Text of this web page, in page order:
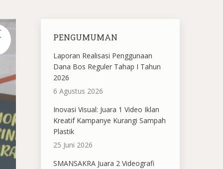
PENGUMUMAN
Laporan Realisasi Penggunaan
Dana Bos Reguler Tahap I Tahun
2026
6 Agustus 2026
Inovasi Visual: Juara 1 Video Iklan
Kreatif Kampanye Kurangi Sampah
Plastik
25 Juni 2026
SMANSAKRA Juara 2 Videografi